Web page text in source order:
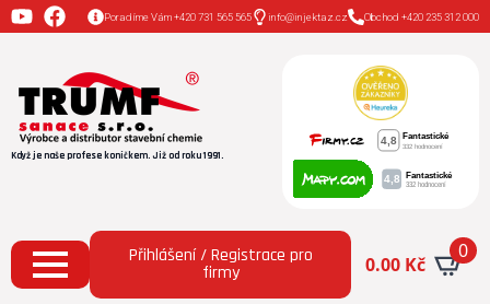
Poradíme Vám +420 731 565 565 info@injektaz.cz Obchod +420 235 312 000
Když je naše profese koníčkem. Již od roku 1991.
Přihlášení / Registrace pro
firmy 0.00 Kč
0
Domů
Všechny produkty
Difúzní lišta exteriérová